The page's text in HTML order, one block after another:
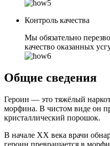
Контроль качества
Мы обязательно
качество оказанных
Общие сведения
Героин — это тяжёлый
морфина. В чистом виде он
кристаллический порошок.
В начале XX века врачи
героин превращается в